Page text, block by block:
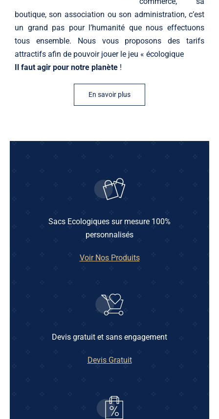
boutique, son association ou son administration, c’est
un grand pas pour l’humanité que nous effectuons
tous ensemble. Nous vous proposons des tarifs
attractifs afin de pouvoir jouer le jeu « écologique
Il faut agir pour notre planète !
En savoir plus
Sacs Ecologiques sur mesure 100%
personnalisés
Voir Nos Produits
Devis gratuit et sans engagement
Devis Gratuit